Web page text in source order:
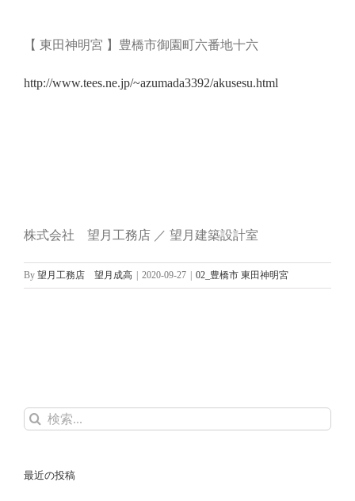
【 東田神明宮 】豊橋市御園町六番地十六
http://www.tees.ne.jp/~azumada3392/akusesu.html
株式会社 望月工務店 ／ 望月建築設計室
By 望月工務店 望月成高 2020-09-27 02_豊橋市 東田神明宮
検
最近の投稿